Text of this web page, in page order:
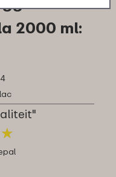
2000 ml:
★
★